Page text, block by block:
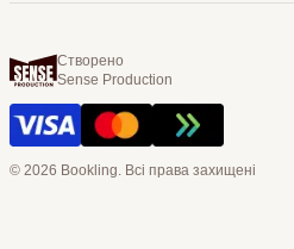
Створено
Sense Production
© 2026 Bookling. Всі права захищені